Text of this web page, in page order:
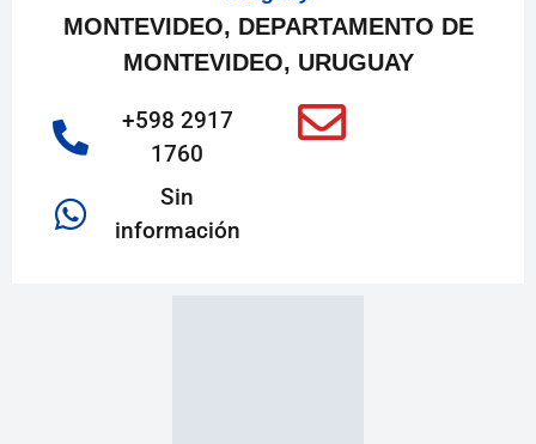
MONTEVIDEO, DEPARTAMENTO DE
MONTEVIDEO, URUGUAY
+598 2917
1760
Sin
información